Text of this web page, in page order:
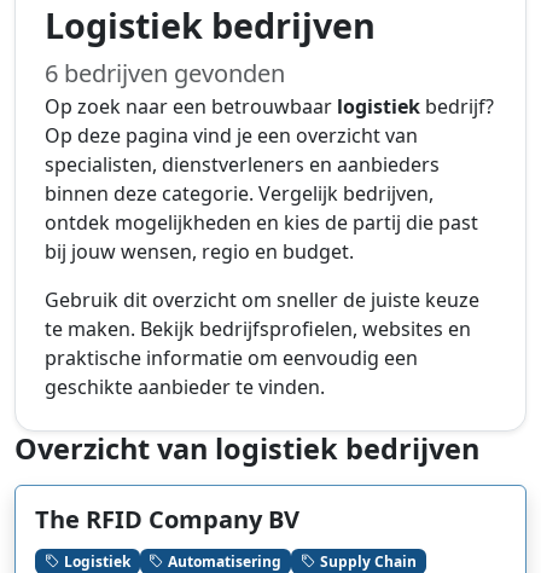
Logistiek bedrijven
6 bedrijven gevonden
Op zoek naar een betrouwbaar logistiek bedrijf?
Op deze pagina vind je een overzicht van
specialisten, dienstverleners en aanbieders
binnen deze categorie. Vergelijk bedrijven,
ontdek mogelijkheden en kies de partij die past
bij jouw wensen, regio en budget.
Gebruik dit overzicht om sneller de juiste keuze
te maken. Bekijk bedrijfsprofielen, websites en
praktische informatie om eenvoudig een
geschikte aanbieder te vinden.
Overzicht van logistiek bedrijven
The RFID Company BV
Logistiek Automatisering Supply Chain